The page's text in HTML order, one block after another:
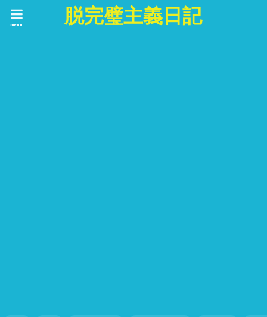
脱完璧主義日記
menu